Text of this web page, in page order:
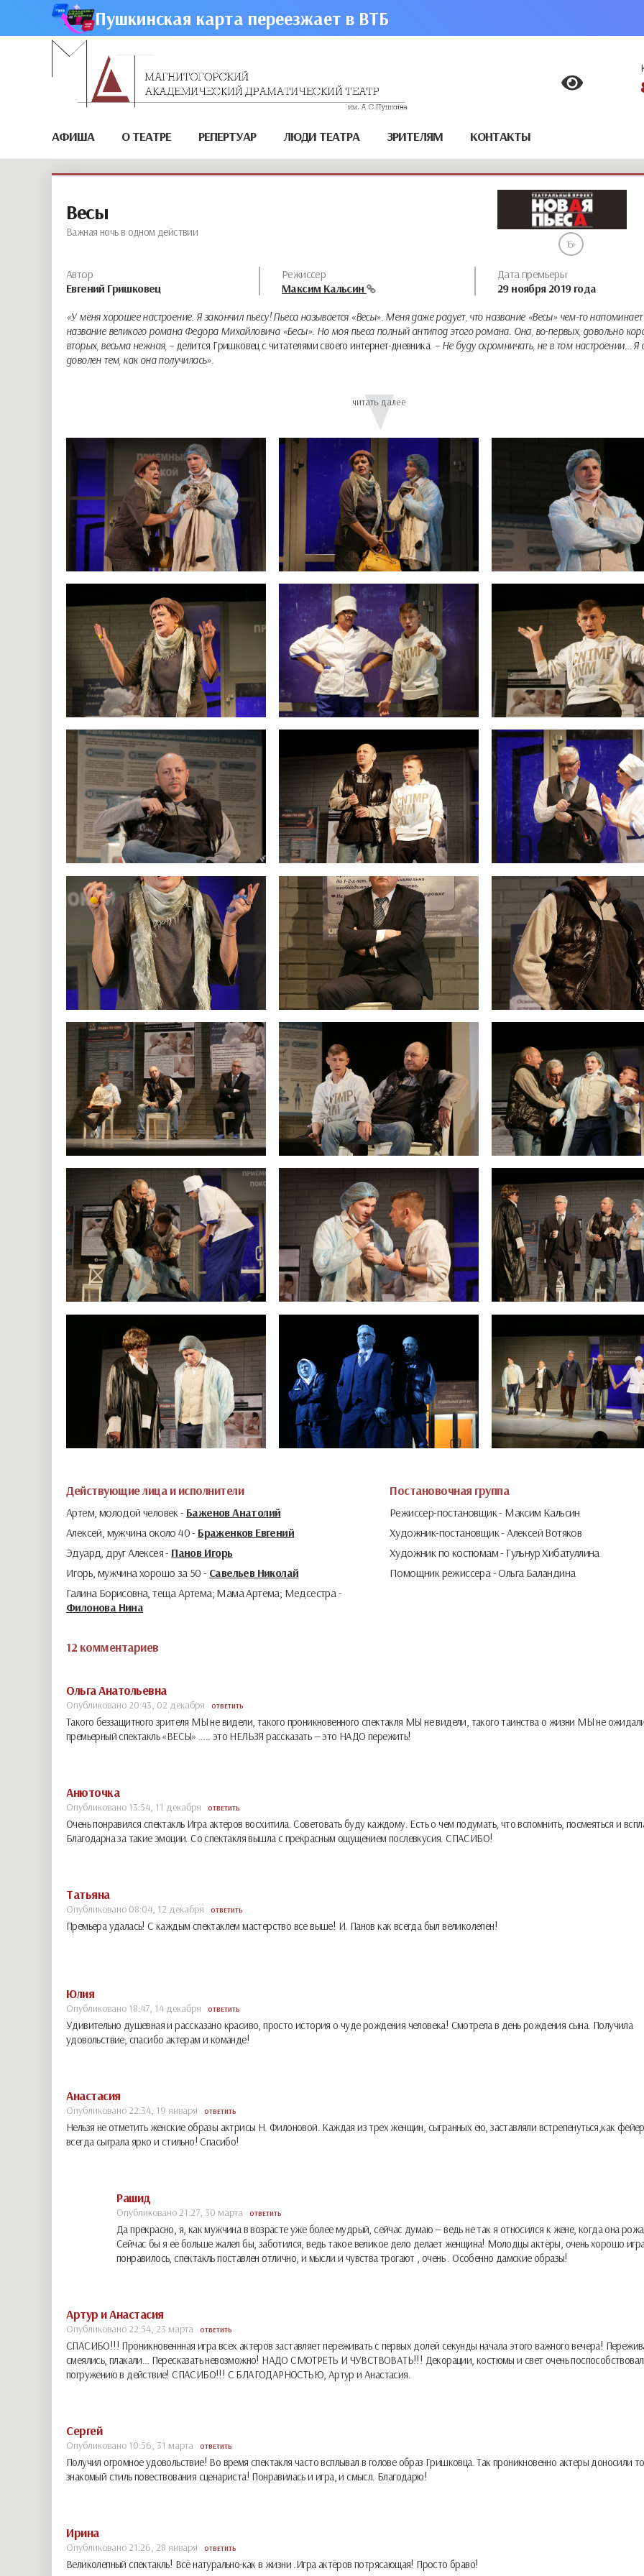
Пушкинская карта переезжает в ВТБ
АФИША О ТЕАТРЕ РЕПЕРТУАР ЛЮДИ ТЕАТРА ЗРИТЕЛЯМ КОНТАКТЫ
Весы
Важная ночь в одном действии
16
Автор
Евгений Гришковец
Режиссер
Максим Кальсин
Дата премьеры
29 ноября2019 года
«У меня хорошее настроение. Я закончил пьесу! Пьеса называется «Весы». Меня даже радует, что название «Весы» чем-то напоминает
название великого романа Федора Михайловича «Бесы». Но моя пьеса полный антипод этого романа. Она, во-первых, довольно
вторых, весьма нежная, – делится Гришковец с читателями своего интернет-дневника. – Не буду скромничать, не в том настроении… Я
доволен тем, как она получилась».
, переживающих особенную ночь в своей жизни. Отец троих детей – автор Евгений
рассказывает в своей пьесе про мужчин разного возраста, образования и социального статуса, которые в приемном отделении роддома
провинциального города ожидают появления на свет своих (и не своих тоже) младенцев. И ведут «мужские разговоры», в которые иногда
«вклиниваются» и женские голоса. Отец двоих детей – режиссер Максим Кальсин – расскажет, как это событие может обострить и
систему ценностей в жизни мужчин.
Главные герои пьесы «в предлагаемых обстоятельствах» выглядят порой такими беззащитными и трогательными… Кто-то в ожидании
готовится к «партнёрским родам» и собирается присутствовать на них. Для кого-то это будет третий ребенок (непременно мальчик,
девочки уже есть), но не может простить себе, что снова не смог лично отвезти жену в роддом. Время действия – октябрь, и те, кто
ночь, будут Весы по знаку зодиака.Все персонажи очень узнаваемы, словно взяты из жизни.
Не секрет, что Гришковец умеет вложить в самые обыденные слова такую интонацию «первооткрывателя», что зрители недоумевают:
умели когда-то так видеть и так чувствовать, так удивляться и так радоваться привычным для взрослого человека вещам, но куда же это
ушло…Стиль Гришковца – это то, чтоблизко и понятно всем. Он говорит просто о сложном. На сердечном уровне. «Искусство должно
действовать на воображение, а не на нервы», – признается Гришковец, и добавляет: «У меня в пьесе все люди хорошие.Человек,
У всех этих людей есть нечто, что их объединяет. Они те, кто встретит тех самых
которые будут составлять суть завтрашнего дня».
Режиссер спектакля Максим Кальсин резюмирует: «Есть вещи, которые не могут не подкупать, и которые, по моему мнению, лежат в
любого подлинного произведения искусства. Это очень просто: дети. Это очень сложно: дети. Вспомните всю степень тревог и забот,
появляются не чужие, а свои — ВАШИ. Это очень смешно: когда 40-летний новоиспеченный отец превращается на какое-то время в
подростка, во что и на какой срок превращается мама — мы просто помолчим… Это глобальный поворот в жизни — рождение ребенка.
все будет по-другому. Вот об этом пьеса Евгения Гришковца. Даст Бог, об этом же получится и спектакль».
читать далее
Действующие лица и исполнители
Артем, молодой человек - Баженов Анатолий
Алексей, мужчина около 40 - Браженков Евгений
Эдуард, друг Алексея - Панов Игорь
Игорь, мужчина хорошо за 50 - Савельев Николай
Галина Борисовна, теща Артема; Мама Артема; Медсестра -
Филонова Нина
Постановочная группа
Режиссер-постановщик -Максим Кальсин
Художник-постановщик -Алексей Вотяков
Художник по костюмам -Гульнур Хибатуллина
Помощник режиссера -Ольга Баландина
12 комментариев
Ольга Анатольевна
Опубликовано 20:43, 02 декабря ОТВЕТИТЬ
Такого беззащитного зрителя МЫ не видели, такого проникновенного спектакля МЫ не видели, такого таинства о жизни МЫ не
премьерный спектакль «ВЕСЫ» ….. это НЕЛЬЗЯ рассказать — это НАДО пережить!
Анюточка
Опубликовано 13:54, 11 декабря ОТВЕТИТЬ
Очень понравился спектакль Игра актеров восхитила. Советовать буду каждому. Есть о чем подумать, что вспомнить, посмеяться и
Благодарна за такие эмоции. Со спектакля вышла с прекрасным ощущением послевкусия. СПАСИБО!
Татьяна
Опубликовано 08:04, 12 декабря ОТВЕТИТЬ
Премьера удалась! С каждым спектаклем мастерство все выше! И. Панов как всегда был великолепен!
Юлия
Опубликовано 18:47, 14 декабря ОТВЕТИТЬ
Удивительно душевная и рассказано красиво, просто история о чуде рождения человека! Смотрела в день рождения сына. Получила
удовольствие, спасибо актерам и команде!
Анастасия
Опубликовано 22:34, 19 января ОТВЕТИТЬ
Нельзя не отметить женские образы актрисы Н. Филоновой. Каждая из трех женщин, сыгранных ею, заставляли встрепенуться,как
всегда сыграла ярко и стильно! Спасибо!
Рашид
Опубликовано 21:27, 30 марта ОТВЕТИТЬ
Да прекрасно, я, как мужчина в возрасте уже более мудрый, сейчас думаю — ведь не так я относился к жене, когда она
Сейчас бы я её больше жалел бы, заботился, ведь такое великое дело делает женщина! Молодцы актёры, очень хорошо
понравилось, спектакль поставлен отлично, и мысли и чувства трогают , очень . Особенно дамские образы!
Артур и Анастасия
Опубликовано 22:54, 23 марта ОТВЕТИТЬ
СПАСИБО!!! Проникновеннная игра всех актеров заставляет переживать с первых долей секунды начала этого важного вечера!
смеялись, плакали… Пересказать невозможно! НАДО СМОТРЕТЬ И ЧУВСТВОВАТЬ!!! Декорации, костюмы и свет очень
погружению в действие! СПАСИБО!!! С БЛАГОДАРНОСТЬЮ, Артур и Анастасия.
Сергей
Опубликовано 10:56, 31 марта ОТВЕТИТЬ
Получил огромное удовольствие! Во время спектакля часто всплывал в голове образ Гришковца. Так проникновенно актеры доносили
знакомый стиль повествования сценариста! Понравилась и игра, и смысл. Благодарю!
Ирина
Опубликовано 21:26, 28 января ОТВЕТИТЬ
Великолепный спектакль! Всё натурально-как в жизни .Игра актёров потрясающая! Просто браво!
РЕШАЙТЕ САМИ – ИМЕТЬ ИЛИ НЕ
ИМЕТЬ… ДРАМА РАССКАЗАЛА О
ГЛАВНОЙ НОЧИ В ОДНОМ ДЕЙСТВИИ
«"Вот это хороший спектакль,
жизненный, смотрится легко!" Фраза ввела в
ступор. Легко?! Думается, легко на этом
спектакле было лишь тем, кому повезло ни
разу в жизни не пережить трагическую
потерю близкого человека, не жить в вечной
тревоге за родных, за детей. Ну, или,
возможно, «повезло» стать полностью
«независимым» от них (пользуясь
терминологией Гришковца) и совсем не
интересоваться их судьбой. Судя по реакции
Газета "Магнитогорский рабочий"
ПО КОМ КРИЧИТ МЛАДЕНЕЦ
«Магнитогорский
Кальсина получилось создать
трепетные, волнительные
полной тишиной и смехом.
сердце на качелях: постоянное
взлета, рост эмоций и
переходы имеют очищающее
освобождая зрителя от масок,
прикрывающих страх быть
сильным, не всегда успешным,
значительным, не всегда
до конца…»
Магнитогорское
агентство